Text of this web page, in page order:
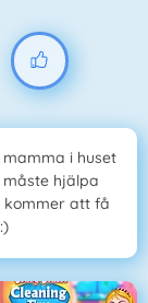
i huset
måste hjälpa
kommer att få